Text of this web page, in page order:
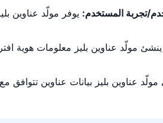
تجربة المستخدم: يوفر مولّد عناوين
ينشئ مولّد عناوين بليز معلومات هوية
عناوين بليز بيانات عناوين تتوافق